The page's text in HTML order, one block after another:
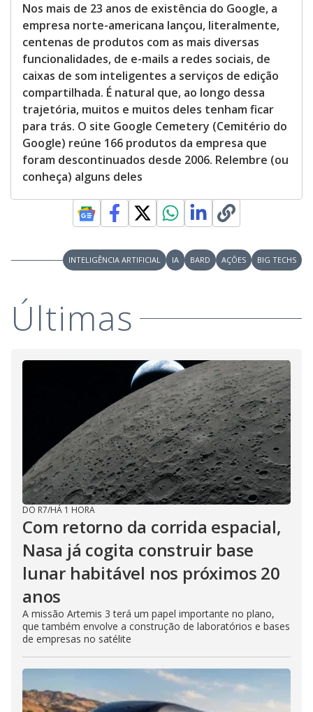
Nos mais de 23 anos de existência do Google, a
empresa norte-americana lançou, literalmente,
centenas de produtos com as mais diversas
funcionalidades, de e-mails a redes sociais, de
caixas de som inteligentes a serviços de edição
compartilhada. É natural que, ao longo dessa
trajetória, muitos e muitos deles tenham ficar
para trás. O site Google Cemetery (Cemitério do
Google) reúne 166 produtos da empresa que
foram descontinuados desde 2006. Relembre (ou
conheça) alguns deles
INTELIGÊNCIA ARTIFICIAL IA BARD AÇÕES BIG TECHS
Últimas
DO R7/HÁ 1 HORA
Com retorno da corrida espacial,
Nasa já cogita construir base
lunar habitável nos próximos 20
anos
A missão Artemis 3 terá um papel importante no plano,
que também envolve a construção de laboratórios e bases
de empresas no satélite